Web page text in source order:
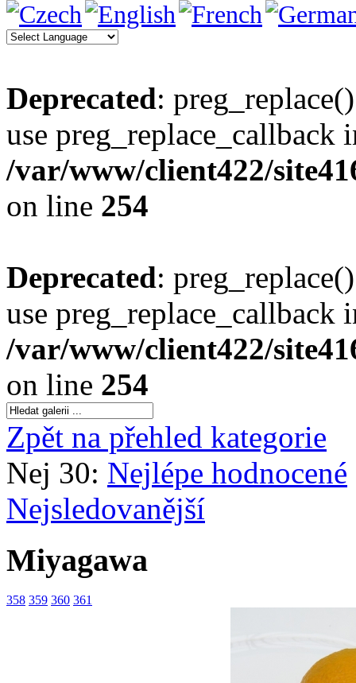
Deprecated:
use preg_replace_callback
/var/www/client422/
on line 254
Deprecated:
use preg_replace_callback
/var/www/client422/
on line 254
Zpět na přehled kategorie
Nej 30: Nejlépe hodnocené
Nejsledovanější
Miyagawa
358 359 360 361